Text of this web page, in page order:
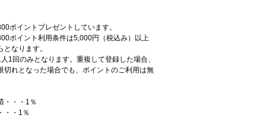
ポイントプレゼントしています。
ポイント利用条件は5,000円（税込み）以上
となります。
1回のみとなります。重複して登録した場合、
切れとなった場合でも、ポイントのご利用は無
・・・1％
・・1％